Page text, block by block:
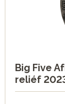
Big Five
reliéf